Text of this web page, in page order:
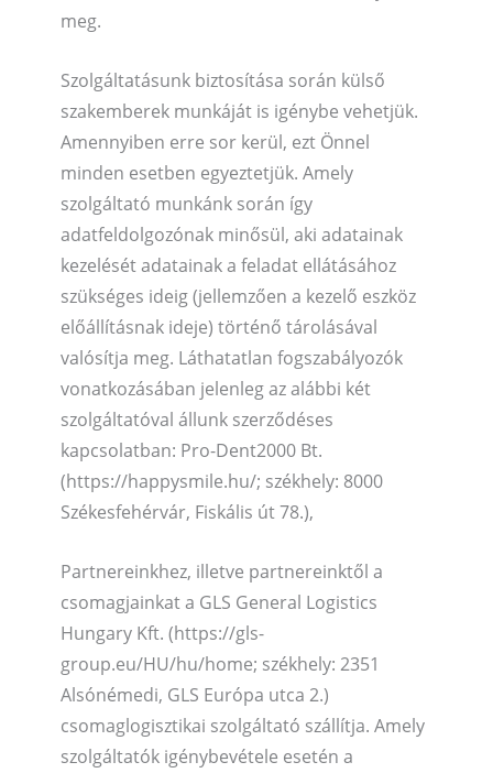
meg.
Szolgáltatásunk biztosítása során külső
szakemberek munkáját is igénybe vehetjük.
Amennyiben erre sor kerül, ezt Önnel
minden esetben egyeztetjük. Amely
szolgáltató munkánk során így
adatfeldolgozónak minősül, aki adatainak
kezelését adatainak a feladat ellátásához
szükséges ideig (jellemzően a kezelő eszköz
előállításnak ideje) történő tárolásával
valósítja meg. Láthatatlan fogszabályozók
vonatkozásában jelenleg az alábbi két
szolgáltatóval állunk szerződéses
kapcsolatban: Pro-Dent2000 Bt.
(https://happysmile.hu/; székhely: 8000
Székesfehérvár, Fiskális út 78.),
Partnereinkhez, illetve partnereinktől a
csomagjainkat a GLS General Logistics
Hungary Kft. (https://gls-
group.eu/HU/hu/home; székhely: 2351
Alsónémedi, GLS Európa utca 2.)
csomaglogisztikai szolgáltató szállítja. Amely
szolgáltatók igénybevétele esetén a